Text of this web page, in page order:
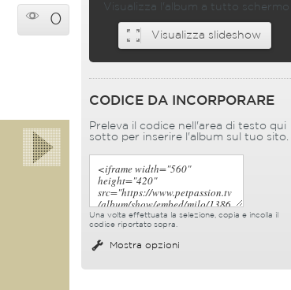
0
Visualizza l'album a tutto schermo
Visualizza slideshow
CODICE DA INCORPORARE
Preleva il codice nell'area di testo qui
sotto per inserire l'album sul tuo sito.
Una volta effettuata la selezione, copia e incolla il
codice riportato sopra.
Mostra opzioni